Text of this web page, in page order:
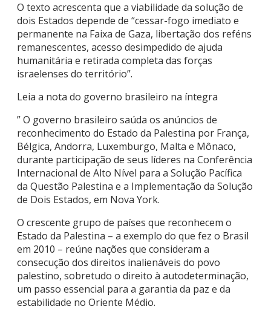
O texto acrescenta que a viabilidade da solução de
dois Estados depende de “cessar-fogo imediato e
permanente na Faixa de Gaza, libertação dos reféns
remanescentes, acesso desimpedido de ajuda
humanitária e retirada completa das forças
israelenses do território”.
Leia a nota do governo brasileiro na íntegra
” O governo brasileiro saúda os anúncios de
reconhecimento do Estado da Palestina por França,
Bélgica, Andorra, Luxemburgo, Malta e Mônaco,
durante participação de seus líderes na Conferência
Internacional de Alto Nível para a Solução Pacífica
da Questão Palestina e a Implementação da Solução
de Dois Estados, em Nova York.
O crescente grupo de países que reconhecem o
Estado da Palestina – a exemplo do que fez o Brasil
em 2010 – reúne nações que consideram a
consecução dos direitos inalienáveis do povo
palestino, sobretudo o direito à autodeterminação,
um passo essencial para a garantia da paz e da
estabilidade no Oriente Médio.